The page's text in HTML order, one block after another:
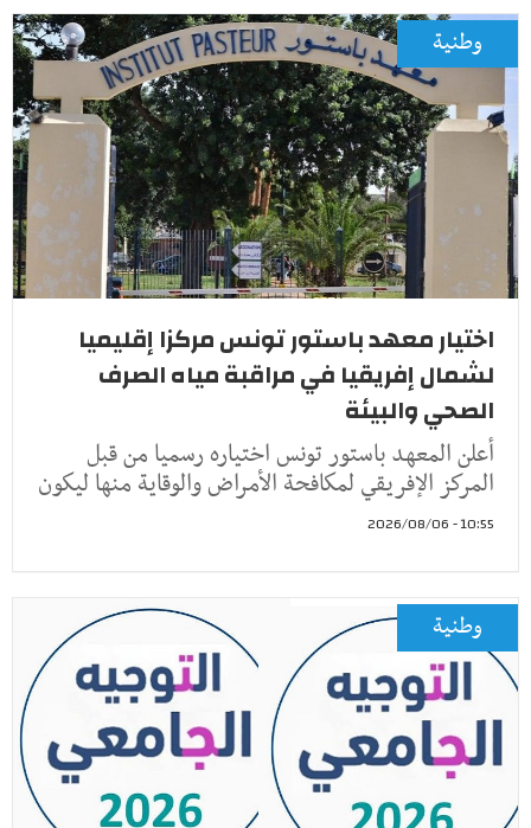
وطنية
اختيار معهد باستور تونس مركزا إقليميا
لشمال إفريقيا في مراقبة مياه الصرف
الصحي والبيئة
أعلن المعهد باستور تونس اختياره رسميا من قبل
المركز الإفريقي لمكافحة الأمراض والوقاية منها ليكون
10:55 - 2026/08/06
وطنية